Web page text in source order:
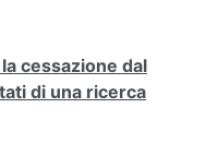
cessazione dal
di una ricerca